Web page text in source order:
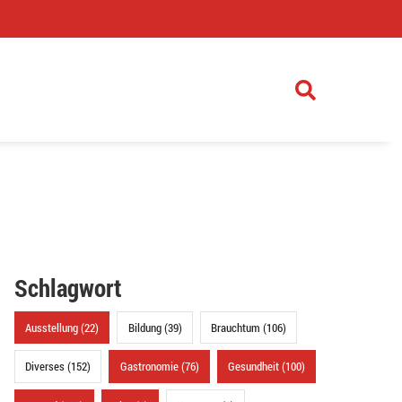
Schlagwort
Ausstellung (22) Bildung (39) Brauchtum (106)
Diverses (152) Gastronomie (76) Gesundheit (100)